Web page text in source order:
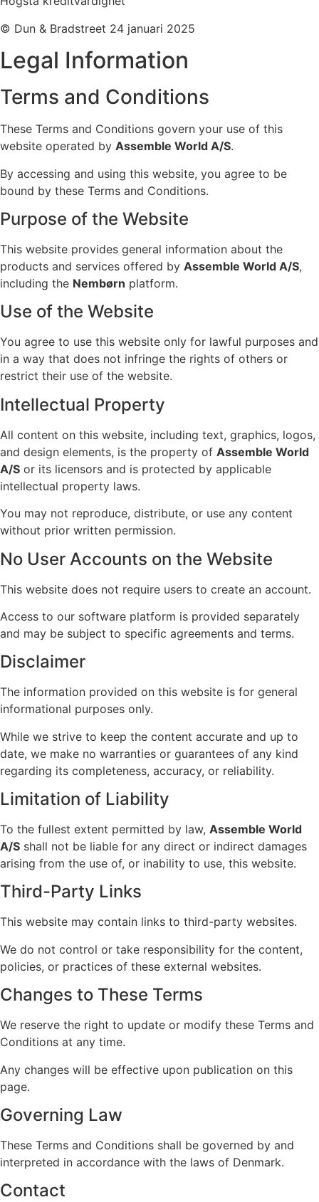
© Dun & Bradstreet 24 januari 2025
Legal Information
Terms and Conditions
These Terms and Conditions govern your use of this
website operated by Assemble World A/S.
By accessing and using this website, you agree to be
bound by these Terms and Conditions.
Purpose of the Website
This website provides general information about the
products and services offered by Assemble World A/S,
including the Nembørn platform.
Use of the Website
You agree to use this website only for lawful purposes and
in a way that does not infringe the rights of others or
restrict their use of the website.
Intellectual Property
All content on this website, including text, graphics, logos,
and design elements, is the property of Assemble World
A/S or its licensors and is protected by applicable
intellectual property laws.
You may not reproduce, distribute, or use any content
without prior written permission.
No User Accounts on the Website
This website does not require users to create an account.
Access to our software platform is provided separately
and may be subject to specific agreements and terms.
Disclaimer
The information provided on this website is for general
informational purposes only.
While we strive to keep the content accurate and up to
date, we make no warranties or guarantees of any kind
regarding its completeness, accuracy, or reliability.
Limitation of Liability
To the fullest extent permitted by law, Assemble World
A/S shall not be liable for any direct or indirect damages
arising from the use of, or inability to use, this website.
Third-Party Links
This website may contain links to third-party websites.
We do not control or take responsibility for the content,
policies, or practices of these external websites.
Changes to These Terms
We reserve the right to update or modify these Terms and
Conditions at any time.
Any changes will be effective upon publication on this
page.
Governing Law
These Terms and Conditions shall be governed by and
interpreted in accordance with the laws of Denmark.
Contact